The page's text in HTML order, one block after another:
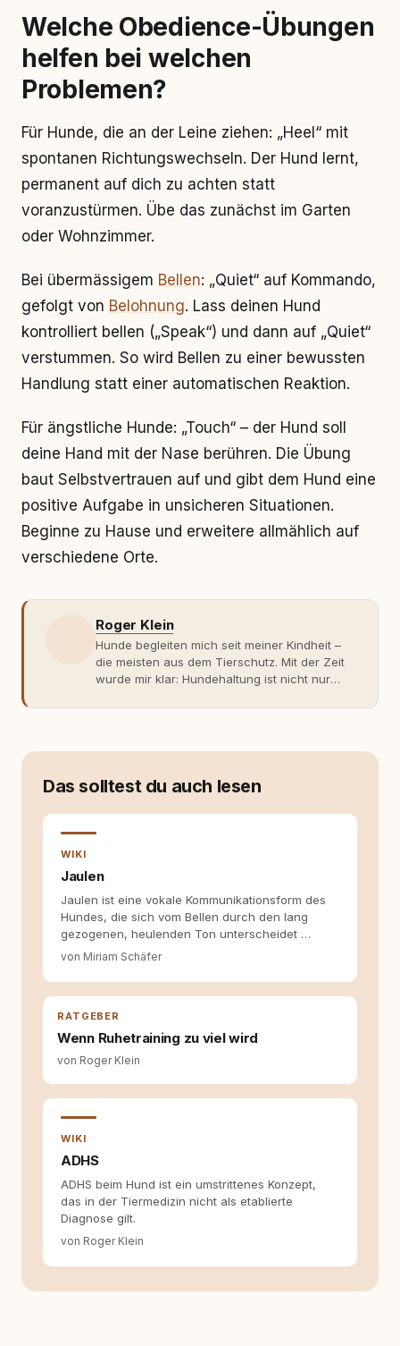
Welche Obedience-Übungen
helfen bei welchen
Problemen?
Für Hunde, die an der Leine ziehen: „Heel“ mit
spontanen Richtungswechseln. Der Hund lernt,
permanent auf dich zu achten statt
voranzustürmen. Übe das zunächst im Garten
oder Wohnzimmer.
Bei übermässigem Bellen: „Quiet“ auf Kommando,
gefolgt von Belohnung. Lass deinen Hund
kontrolliert bellen („Speak“) und dann auf „Quiet“
verstummen. So wird Bellen zu einer bewussten
Handlung statt einer automatischen Reaktion.
Für ängstliche Hunde: „Touch“ – der Hund soll
deine Hand mit der Nase berühren. Die Übung
baut Selbstvertrauen auf und gibt dem Hund eine
positive Aufgabe in unsicheren Situationen.
Beginne zu Hause und erweitere allmählich auf
verschiedene Orte.
Roger Klein
Hunde begleiten mich seit meiner Kindheit –
die meisten aus dem Tierschutz. Mit der Zeit
wurde mir klar: Hundehaltung ist nicht nur
Fachwissen. Der Wendepunkt kam mit meinem
moderner Hundeerziehung
entsteht echte Bindung dort, wo Verständnis
Wissen ersetzt – nicht umgekehrt. Aus dieser
Hundehalter:innen in Deutschland, Österreich
und der Schweiz. Meine Überzeugung:
Tierschutz beginnt mit Wissen. Wer seinen
Hund versteht, trifft bessere Entscheidungen –
für ein Zusammenleben, das beiden guttut.
Das solltest du auch lesen
WIKI
Jaulen
Jaulen ist eine vokale Kommunikationsform des
Hundes, die sich vom Bellen durch den lang
gezogenen, heulenden Ton unterscheidet …
von Miriam Schäfer
RATGEBER
Wenn Ruhetraining zu viel wird
von Roger Klein
WIKI
ADHS
ADHS beim Hund ist ein umstrittenes Konzept,
das in der Tiermedizin nicht als etablierte
Diagnose gilt.
von Roger Klein